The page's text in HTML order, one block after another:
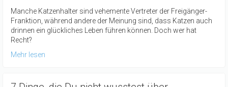
Manche Katzenhalter sind vehemente Vertreter der Freigänger-
Franktion, während andere der Meinung sind, dass Katzen auch
drinnen ein glückliches Leben führen können. Doch wer hat
Recht?
Mehr lesen